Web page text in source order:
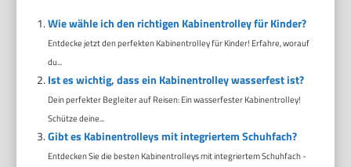
Wie wähle ich den richtigen Kabinentrolley für Kinder?
Entdecke jetzt den perfekten Kabinentrolley für Kinder! Erfahre, worauf
du...
Ist es wichtig, dass ein Kabinentrolley wasserfest ist?
Dein perfekter Begleiter auf Reisen: Ein wasserfester Kabinentrolley!
Schütze deine...
Gibt es Kabinentrolleys mit integriertem Schuhfach?
Entdecken Sie die besten Kabinentrolleys mit integriertem Schuhfach -